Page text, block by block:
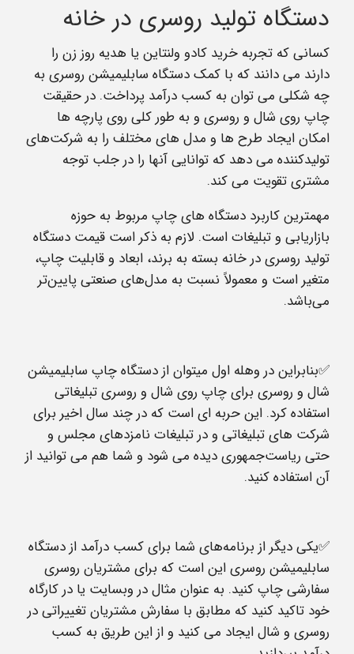
دستگاه تولید روسری در خانه
کسانی که تجربه خرید کادو ولنتاین یا هدیه روز زن را
دارند می دانند که با کمک دستگاه سابلیمیشن روسری به
چه شکلی می توان به کسب درآمد پرداخت. در حقیقت
چاپ روی شال و روسری و به طور کلی روی پارچه ها
امکان ایجاد طرح ها و مدل های مختلف را به شرکت‌های
تولیدکننده می دهد که توانایی آنها را در جلب توجه
مشتری تقویت می کند.
مهمترین کاربرد دستگاه های چاپ مربوط به حوزه
بازاریابی و تبلیغات است. لازم به ذکر است قیمت دستگاه
تولید روسری در خانه بسته به برند، ابعاد و قابلیت چاپ،
متغیر است و معمولاً نسبت به مدل‌های صنعتی پایین‌تر
می‌باشد.
✅بنابراین در وهله اول میتوان از دستگاه چاپ سابلیمیشن
شال و روسری برای چاپ روی شال و روسری تبلیغاتی
استفاده کرد. این حربه ای است که در چند سال اخیر برای
شرکت های تبلیغاتی و در تبلیغات نامزدهای مجلس و
حتی ریاست‌جمهوری دیده می شود و شما هم می توانید از
آن استفاده کنید.
✅یکی دیگر از برنامه‌های شما برای کسب درآمد از دستگاه
سابلیمیشن روسری این است که برای مشتریان روسری
سفارشی چاپ کنید. به عنوان مثال در وبسایت یا در کارگاه
خود تاکید کنید که مطابق با سفارش مشتریان تغییراتی در
روسری و شال ایجاد می کنید و از این طریق به کسب